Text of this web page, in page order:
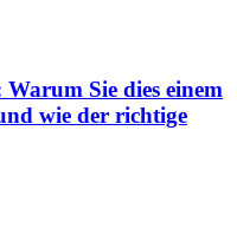
Sie dies einem
wie der richtige